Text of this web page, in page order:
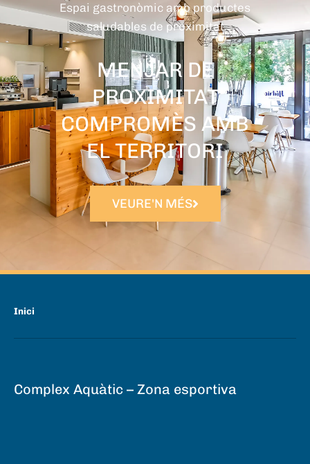
Espai gastronòmic amb productes
saludables de proximitat
MENJAR DE
PROXIMITAT
COMPROMÈS AMB
EL TERRITORI
VEURE'N MÉS
Inici
Complex Aquàtic – Zona esportiva